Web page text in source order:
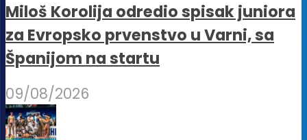
Miloš Korolija odredio spisak juniora
za Evropsko prvenstvo u Varni, sa
Španijom na startu
09/08/2026